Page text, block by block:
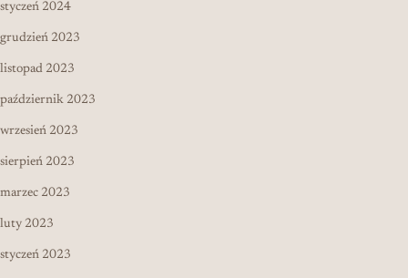
styczeń 2024
grudzień 2023
listopad 2023
październik 2023
wrzesień 2023
sierpień 2023
marzec 2023
luty 2023
styczeń 2023